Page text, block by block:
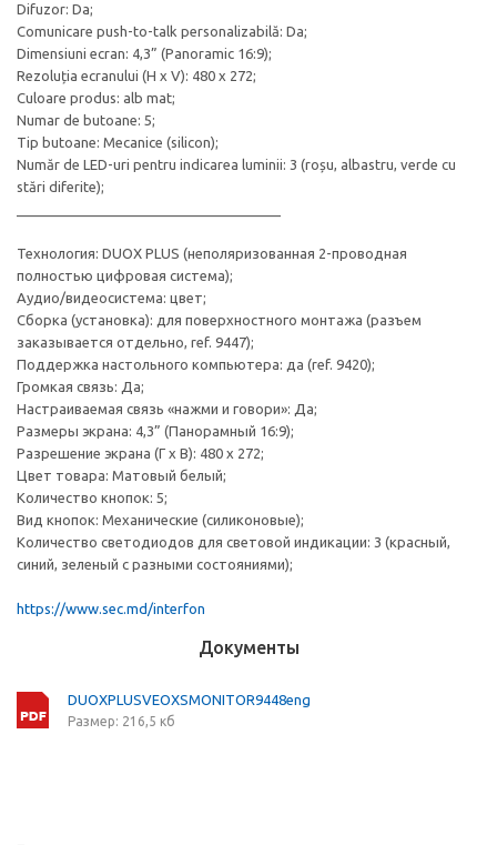
Difuzor: Da;
Comunicare push-to-talk personalizabilă: Da;
Dimensiuni ecran: 4,3” (Panoramic 16:9);
Rezoluția ecranului (H x V): 480 x 272;
Culoare produs: alb mat;
Numar de butoane: 5;
Tip butoane: Mecanice (silicon);
Număr de LED-uri pentru indicarea luminii: 3 (roșu, albastru, verde cu
stări diferite);
Технология: DUOX PLUS (неполяризованная 2-проводная
полностью цифровая система);
Аудио/видеосистема: цвет;
Сборка (установка): для поверхностного монтажа (разъем
заказывается отдельно, ref. 9447);
Поддержка настольного компьютера: да (ref. 9420);
Громкая связь: Да;
Настраиваемая связь «нажми и говори»: Да;
Размеры экрана: 4,3” (Панорамный 16:9);
Разрешение экрана (Г х В): 480 х 272;
Цвет товара: Матовый белый;
Количество кнопок: 5;
Вид кнопок: Механические (силиконовые);
Количество светодиодов для световой индикации: 3 (красный,
синий, зеленый с разными состояниями);
https://www.sec.md/interfon
Документы
DUOXPLUSVEOXSMONITOR9448eng
Размер: 216,5 кб